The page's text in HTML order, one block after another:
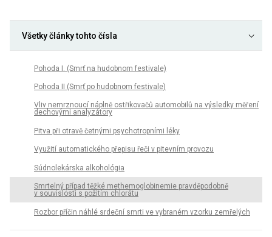
Všetky články tohto čísla
Pohoda I. (Smrť na hudobnom festivale)
Pohoda II (Smrť po hudobnom festivale)
Vliv nemrznoucí náplně ostřikovačů automobilů na výsledky měření
dechovými analyzátory
Pitva při otravě četnými psychotropními léky
Využití automatického přepisu řeči v pitevním provozu
Súdnolekárska alkohológia
Smrtelný případ těžké methemoglobinemie pravděpodobně
v souvislosti s požitím chlorátu
Rozbor příčin náhlé srdeční smrti ve vybraném vzorku zemřelých